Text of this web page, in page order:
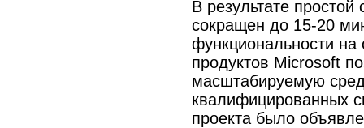
В результате
сокращен до 15-20
функциональности на
продуктов Microsoft
масштабируемую
квалифицированных
проекта было